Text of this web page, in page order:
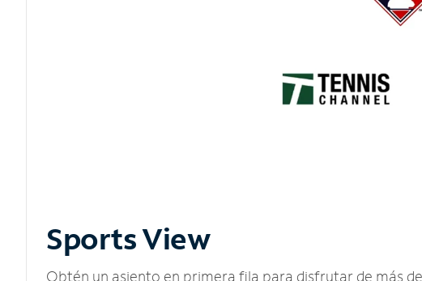
Sports View
Obtén un asiento en primera fila para disfrutar de más